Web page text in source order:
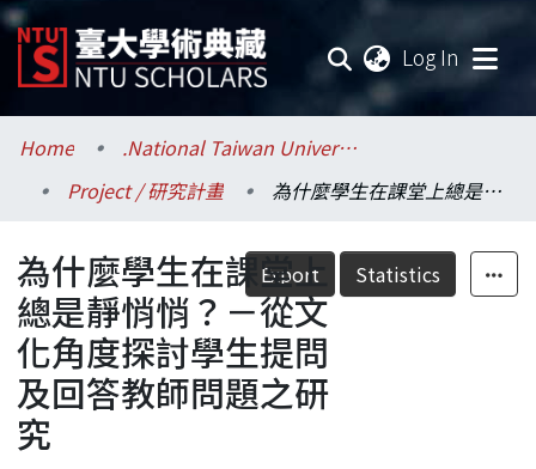
Log In
Communities & Collections
Research Outputs
Fundings & Projects
Researchers
Organizations
Statistics
Home
.National Taiwan University / 國立臺灣大學
Project / 研究計畫
為什麼學生在課堂上總是靜悄悄？－從文化角度探討學生提問及回答教師問題之研究
Export Statistics
為什麼學生在課堂上
總是靜悄悄？－從文
化角度探討學生提問
及回答教師問題之研
究